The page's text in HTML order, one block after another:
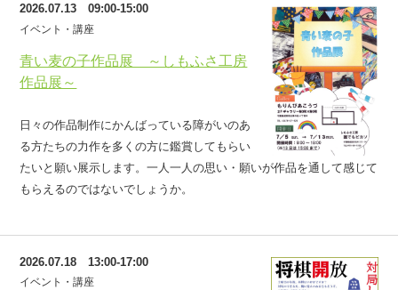
青い麦の子作品展 ～しもふさ工房
作品展～
2026.07.13 09:00-15:00
イベント・講座
日々の作品制作にかんばっている障がいのあ
る方たちの力作を多くの方に鑑賞してもらい
たいと願い展示します。一人一人の思い・願いが作品を通して感じて
もらえるのではないでしょうか。
2026.07.18 13:00-17:00
イベント・講座